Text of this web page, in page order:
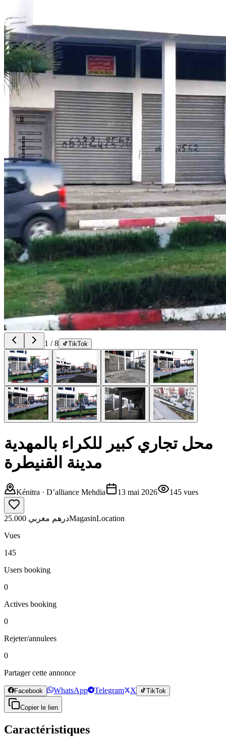
1 /8 TikTok
محل تجاري كبير للكراء بالمهدية
مدينة القنيطرة
Kénitra · D’alliance Mehdia 13 mai 2026 145 vues
25.000 درهم مغربيMagasinLocation
Vues
145
Users booking
0
Actives booking
0
Rejeter/annulees
0
Partager cette annonce
Facebook WhatsApp Telegram X TikTok
Copier le lien
Caractéristiques